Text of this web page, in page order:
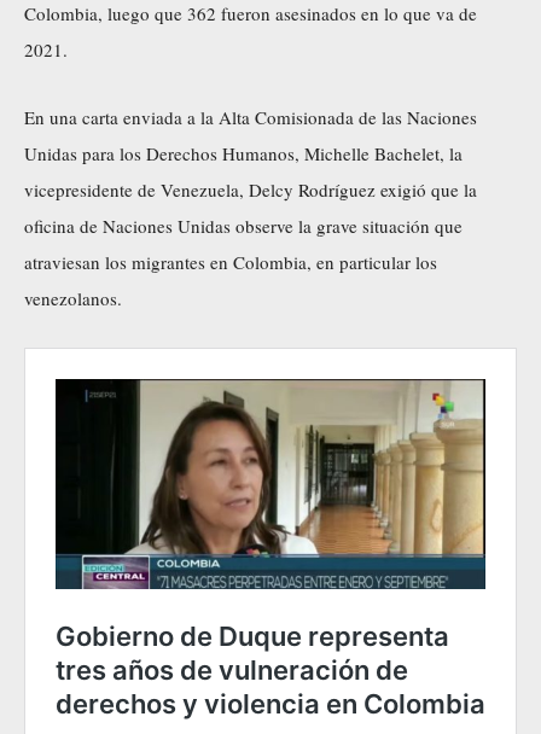
Colombia, luego que 362 fueron asesinados en lo que va de
2021.
En una carta enviada a la Alta Comisionada de las Naciones
Unidas para los Derechos Humanos, Michelle Bachelet, la
vicepresidente de Venezuela, Delcy Rodríguez exigió que la
oficina de Naciones Unidas observe la grave situación que
atraviesan los migrantes en Colombia, en particular los
venezolanos.